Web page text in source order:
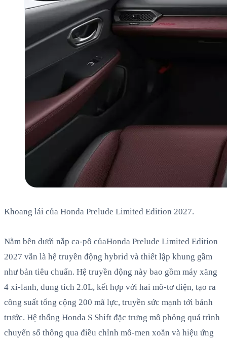
Khoang lái của Honda Prelude Limited Edition 2027.
Nằm bên dưới nắp ca-pô củaHonda Prelude Limited Edition
2027 vẫn là hệ truyền động hybrid và thiết lập khung gầm
như bản tiêu chuẩn. Hệ truyền động này bao gồm máy xăng
4 xi-lanh, dung tích 2.0L, kết hợp với hai mô-tơ điện, tạo ra
công suất tổng cộng 200 mã lực, truyền sức mạnh tới bánh
trước. Hệ thống Honda S Shift đặc trưng mô phỏng quá trình
chuyển số thông qua điều chỉnh mô-men xoắn và hiệu ứng